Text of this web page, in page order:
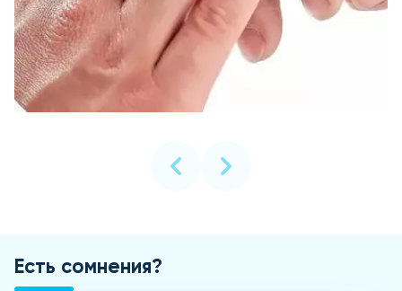
Есть сомнения?